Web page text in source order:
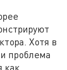
Хотя в
проблема
как